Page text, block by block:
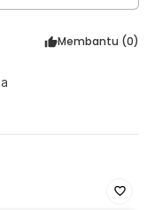
Membantu (0)